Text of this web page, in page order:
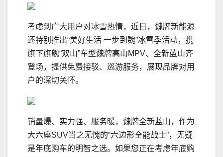
考虑到广大用户对冰雪热情，近日，魏牌新能源
还特别推出“美好生活 一步到魏”冰雪季活动，携
旗下旗舰“双山”车型魏牌高山MPV、全新蓝山齐
登场，提供免费接驳、巡游服务，展现品牌对用
户的深切关怀。
销量爆、实力强、服务暖，魏牌全新蓝山，作为
大六座SUV当之无愧的“六边形全能战士”，无疑
是年底购车的明智之选。如果您正在考虑年底购